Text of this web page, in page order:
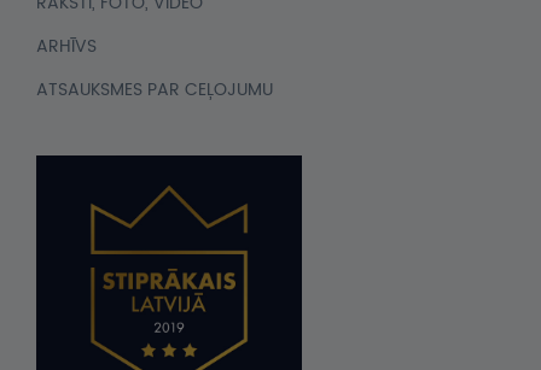
ARHĪVS
ATSAUKSMES PAR CEĻOJUMU